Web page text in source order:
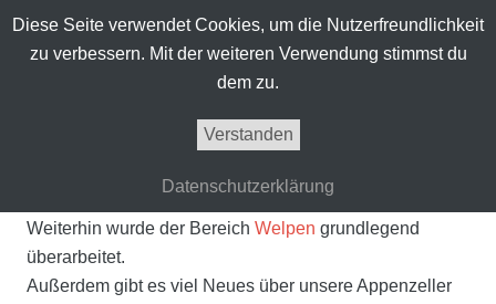
Weiterhin wurde der Bereich Welpen grundlegend
überarbeitet.
Außerdem gibt es viel Neues über unsere Appenzeller
Diese Seite verwendet Cookies, um die Nutzerfreundlichkeit
zu verbessern. Mit der weiteren Verwendung stimmst du
dem zu.
Verstanden
Datenschutzerklärung